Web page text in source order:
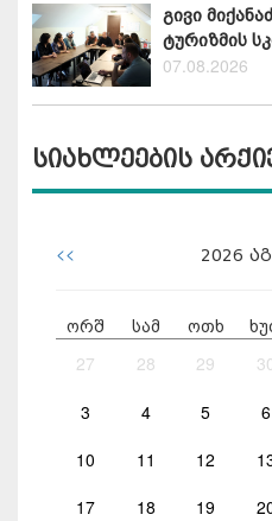
გივი
ტურიზმის
07.08.2026
სიახლეების
<< 2026
ორშ სამ ოთხ
27 28 29
3 4 5 6
10 11 12
17 18 19